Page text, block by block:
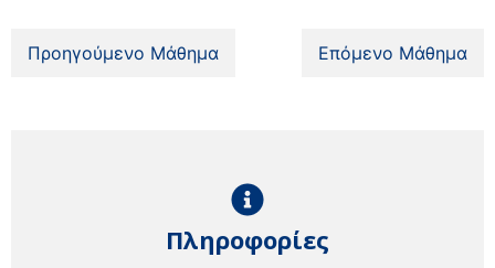
Προηγούμενο Μάθημα Επόμενο Μάθημα
Πληροφορίες